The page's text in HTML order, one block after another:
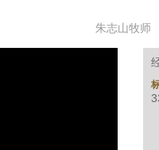
朱志山牧师